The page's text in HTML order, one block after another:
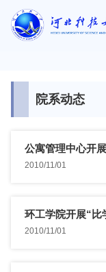
院系动态
公寓管理中心开
育活动
2010/11/01
环工学院开展“比
2010/11/01